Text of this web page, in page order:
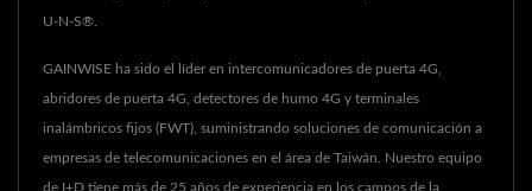
U-N-S®.
GAINWISE ha sido el líder en intercomunicadores de puerta 4G,
abridores de puerta 4G, detectores de humo 4G y terminales
inalámbricos fijos (FWT), suministrando soluciones de comunicación a
empresas de telecomunicaciones en el área de Taiwán. Nuestro equipo
de I+D tiene más de 25 años de experiencia en los campos de la